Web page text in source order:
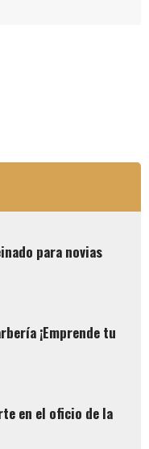
para novias
¡Emprende tu
en el oficio de la